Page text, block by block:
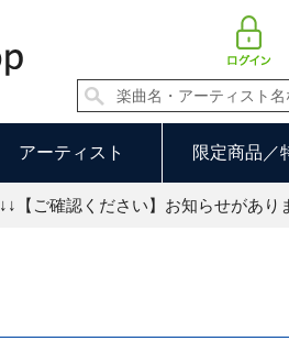
アーティスト 限定商品／
↓↓【ご確認ください】お知らせがあり